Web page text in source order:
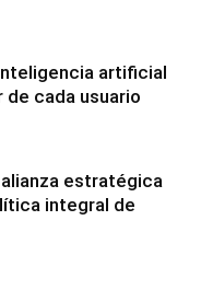
artificial
cada usuario
alianza estratégica
integral de